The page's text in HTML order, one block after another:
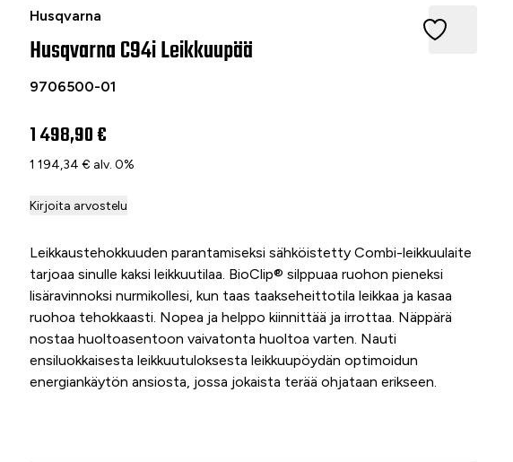
Husqvarna
Husqvarna C94i Leikkuupää
Husqvarna C94i Leikkuupää
9706500-01
1 498,90 €
1 194,34 € alv. 0%
Kirjoita arvostelu
Leikkaustehokkuuden parantamiseksi sähköistetty Combi-leikkuulaite
tarjoaa sinulle kaksi leikkuutilaa. BioClip® silppuaa ruohon pieneksi
lisäravinnoksi nurmikollesi, kun taas taakseheittotila leikkaa ja kasaa
ruohoa tehokkaasti. Nopea ja helppo kiinnittää ja irrottaa. Näppärä
nostaa huoltoasentoon vaivatonta huoltoa varten. Nauti
ensiluokkaisesta leikkuutuloksesta leikkuupöydän optimoidun
energiankäytön ansiosta, jossa jokaista terää ohjataan erikseen.